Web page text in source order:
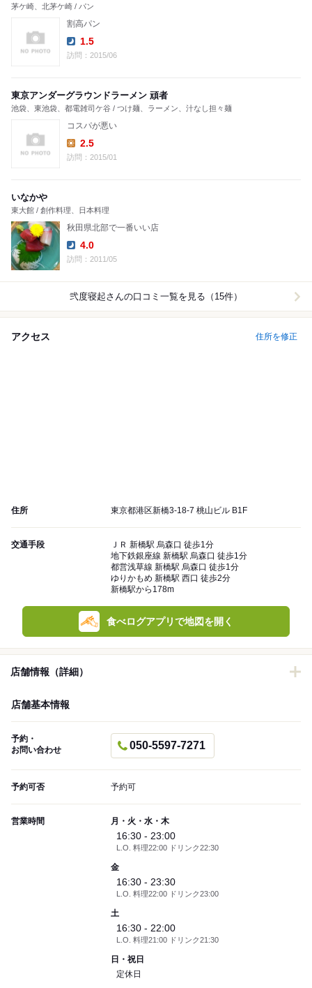
茅ケ崎、北茅ケ崎 / パン
割高パン
Dinner:
1.5
訪問：2015/06
東京アンダーグラウンドラーメン 頑者
池袋、東池袋、都電雑司ケ谷 / つけ麺、ラーメン、汁なし担々麺
コスパが悪い
Lunch:
2.5
訪問：2015/01
いなかや
東大館 / 創作料理、日本料理
秋田県北部で一番いい店
Dinner:
4.0
訪問：2011/05
弐度寝起さんの口コミ一覧を見る（15件）
アクセス 住所を修正
住所 東京都港区新橋3-18-7 桃山ビル B1F
交通手段
ＪＲ 新橋駅 烏森口 徒歩1分
地下鉄銀座線 新橋駅 烏森口 徒歩1分
都営浅草線 新橋駅 烏森口 徒歩1分
ゆりかもめ 新橋駅 西口 徒歩2分
新橋駅から178m
食べログアプリで地図を開く
店舗情報（詳細）
店舗基本情報
予約・
お問い合わせ
050-5597-7271
予約可否 予約可
営業時間 月・火・水・木
16:30 - 23:00
L.O. 料理22:00 ドリンク22:30
金
16:30 - 23:30
L.O. 料理22:00 ドリンク23:00
土
16:30 - 22:00
L.O. 料理21:00 ドリンク21:30
日・祝日
定休日